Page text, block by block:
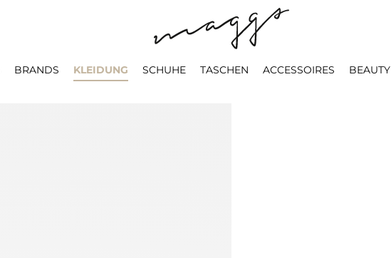
BRANDS KLEIDUNG SCHUHE TASCHEN ACCESSOIRES BEAUTY